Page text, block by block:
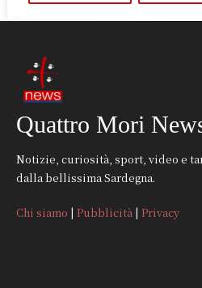
Quattro Mori
Notizie, curiosità, sport, video e
dalla bellissima Sardegna.
Chi siamo | Pubblicità | Privacy